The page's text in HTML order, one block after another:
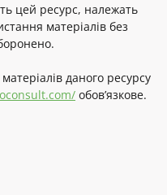
цей ресурс, належать
матеріалів без
даного ресурсу
обов’язкове.